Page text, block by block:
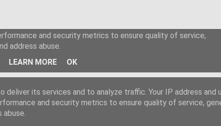
deliver its services and to analyze traffic. Your IP address and
and security metrics to ensure quality of service,